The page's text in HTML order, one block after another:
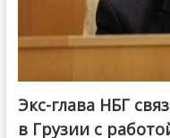
Экс-глава НБГ
в Грузии с